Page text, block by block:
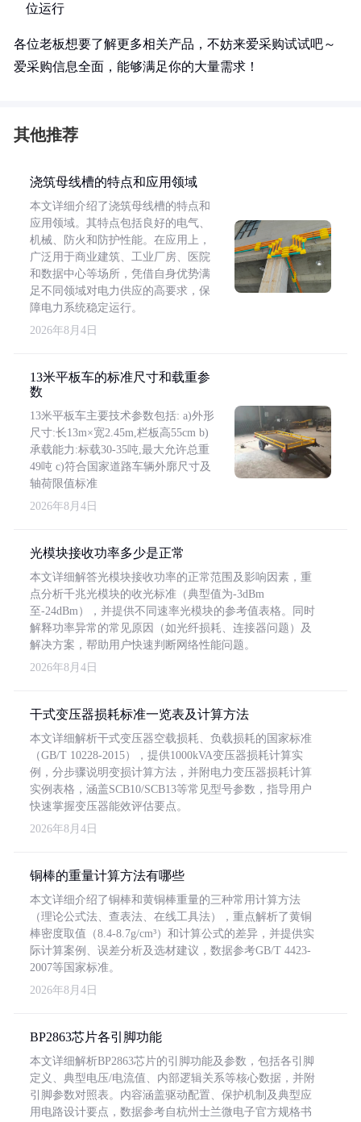
位运行
各位老板想要了解更多相关产品，不妨来爱采购试试吧～
爱采购信息全面，能够满足你的大量需求！
其他推荐
浇筑母线槽的特点和应用领域
本文详细介绍了浇筑母线槽的特点和
应用领域。其特点包括良好的电气、
机械、防火和防护性能。在应用上，
广泛用于商业建筑、工业厂房、医院
和数据中心等场所，凭借自身优势满
足不同领域对电力供应的高要求，保
障电力系统稳定运行。
2026年8月4日
13米平板车的标准尺寸和载重参
数
13米平板车主要技术参数包括: a)外形
尺寸:长13m×宽2.45m,栏板高55cm b)
承载能力:标载30-35吨,最大允许总重
49吨 c)符合国家道路车辆外廓尺寸及
轴荷限值标准
2026年8月4日
光模块接收功率多少是正常
本文详细解答光模块接收功率的正常范围及影响因素，重
点分析千兆光模块的收光标准（典型值为-3dBm
至-24dBm），并提供不同速率光模块的参考值表格。同时
解释功率异常的常见原因（如光纤损耗、连接器问题）及
解决方案，帮助用户快速判断网络性能问题。
2026年8月4日
干式变压器损耗标准一览表及计算方法
本文详细解析干式变压器空载损耗、负载损耗的国家标准
（GB/T 10228-2015），提供1000kVA变压器损耗计算实
例，分步骤说明变损计算方法，并附电力变压器损耗计算
实例表格，涵盖SCB10/SCB13等常见型号参数，指导用户
快速掌握变压器能效评估要点。
2026年8月4日
铜棒的重量计算方法有哪些
本文详细介绍了铜棒和黄铜棒重量的三种常用计算方法
（理论公式法、查表法、在线工具法），重点解析了黄铜
棒密度取值（8.4-8.7g/cm³）和计算公式的差异，并提供实
际计算案例、误差分析及选材建议，数据参考GB/T 4423-
2007等国家标准。
2026年8月4日
BP2863芯片各引脚功能
本文详细解析BP2863芯片的引脚功能及参数，包括各引脚
定义、典型电压/电流值、内部逻辑关系等核心数据，并附
引脚参数对照表。内容涵盖驱动配置、保护机制及典型应
用电路设计要点，数据参考自杭州士兰微电子官方规格书